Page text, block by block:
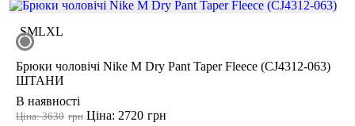
поверненню
є касовий або товарний чек
SMLXL
Брюки чоловічі Nike M Dry Pant Taper Fleece (CJ4312-063)
ШТАНИ
В наявності
грн
Ціна: 3630 грн
Ціна: 2720